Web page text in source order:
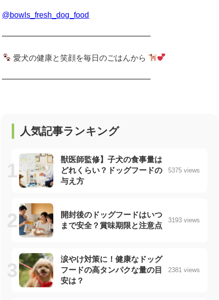
@bowls_fresh_dog_food
━━━━━━━━━━━━━━━━━━━
愛犬の健康と笑顔を毎日のごはんから
━━━━━━━━━━━━━━━━━━━
人気記事ランキング
獣医師監修】子犬の食事量は
どれくらい？ドッグフードの
与え方
5375 views
開封後のドッグフードはいつ
まで安全？賞味期限と注意点
3193 views
涙やけ対策に！健康なドッグ
フードの高タンパクな量の目
安は？
2381 views